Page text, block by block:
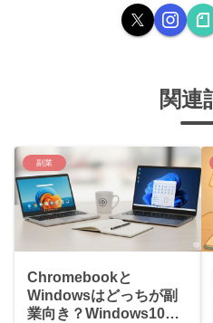
関連
副業
Chromebookと
Windowsはどっちが副
業向き？Windows10サ